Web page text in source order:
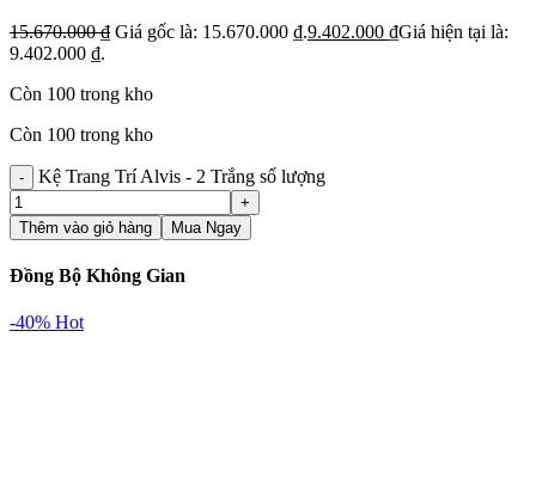
15.670.000₫ Giá gốc là: 15.670.000 ₫.9.402.000 ₫Giá hiện tại là:
9.402.000 ₫.
Còn 100 trong kho
Còn 100 trong kho
Kệ Trang Trí Alvis - 2 Trắng số lượng
Thêm vào giỏ hàng Mua Ngay
Đồng Bộ Không Gian
-40% Hot